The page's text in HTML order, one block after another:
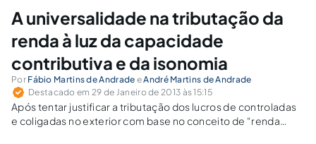
A universalidade na tributação da
renda à luz da capacidade
contributiva e da isonomia
Por Fábio Martins de Andrade eAndré Martins de Andrade
Destacado em 29 de Janeiro de 2013 às 15:15
Após tentar justificar a tributação dos lucros de controladas
e coligadas no exterior com base no conceito de “renda